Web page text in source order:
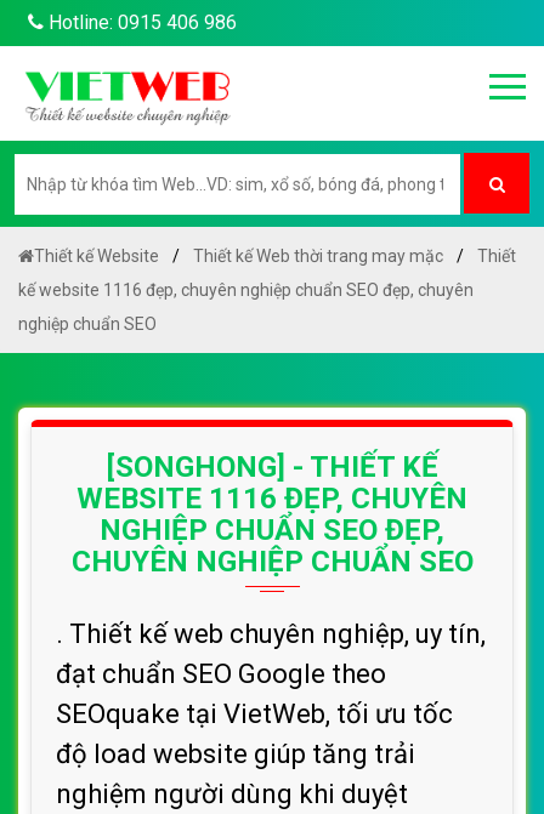
Hotline: 0915 406 986
Thiết kế Website Thiết kế Web thời trang may mặc
Thiết
kế website 1116 đẹp, chuyên nghiệp chuẩn SEO đẹp, chuyên
nghiệp chuẩn SEO
[SONGHONG] - THIẾT KẾ
WEBSITE 1116 ĐẸP, CHUYÊN
NGHIỆP CHUẨN SEO ĐẸP,
CHUYÊN NGHIỆP CHUẨN SEO
. Thiết kế web chuyên nghiệp, uy tín,
đạt chuẩn SEO Google theo
SEOquake tại VietWeb, tối ưu tốc
độ load website giúp tăng trải
nghiệm người dùng khi duyệt